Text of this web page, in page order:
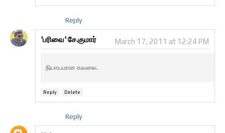
Reply
'பரிவை' சே.குமார் March 17, 2011 at 12:24 PM
நியாயமான கவலை.
Reply Delete
Reply